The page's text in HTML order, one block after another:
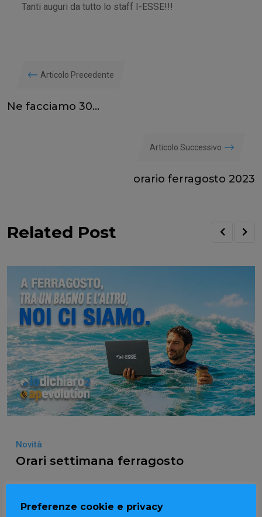
Tanti auguri da tutto lo staff I-ESSE!!!
Articolo Precedente
Ne facciamo 30…
Articolo Successivo
orario ferragosto 2023
Related Post
Novità
Orari settimana ferragosto
Preferenze cookie e privacy